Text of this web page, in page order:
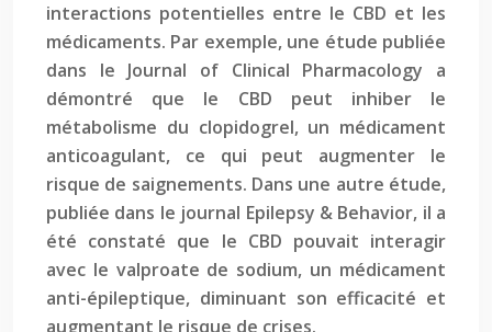
interactions potentielles entre le CBD et les
médicaments. Par exemple, une étude publiée
dans le Journal of Clinical Pharmacology a
démontré que le CBD peut inhiber le
métabolisme du clopidogrel, un médicament
anticoagulant, ce qui peut augmenter le
risque de saignements. Dans une autre étude,
publiée dans le journal Epilepsy & Behavior, il a
été constaté que le CBD pouvait interagir
avec le valproate de sodium, un médicament
anti-épileptique, diminuant son efficacité et
augmentant le risque de crises.